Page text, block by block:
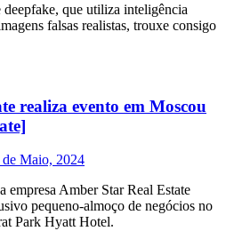
deepfake, que utiliza inteligência
falsas realistas, trouxe consigo
realiza evento em Moscou
de Maio, 2024
empresa Amber Star Real Estate
pequeno-almoço de negócios no
Park Hyatt Hotel.